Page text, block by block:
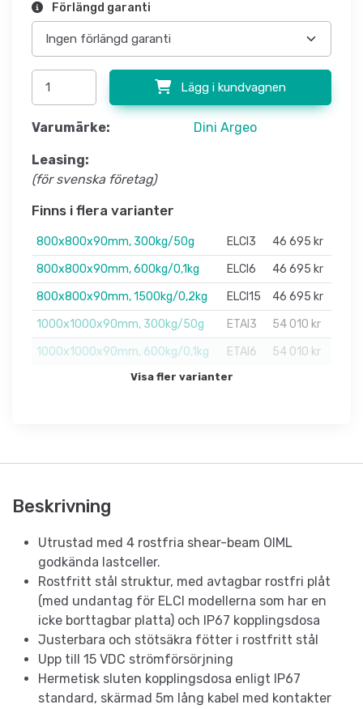
Förlängd garanti
Lägg i kundvagnen
Varumärke: Dini Argeo
Leasing:
(för svenska företag)
Finns i flera varianter
800x800x90mm, 300kg/50g ELCI3
46 695 kr
800x800x90mm, 600kg/0,1kg
ELCI6
46 695 kr
800x800x90mm, 1500kg/0,2kg
ELCI15
46 695 kr
1000x1000x90mm, 300kg/50g
ETAI3
54 010 kr
1000x1000x90mm, 600kg/0,1kg
ETAI6 54 010 kr
Visa fler varianter
Beskrivning
Utrustad med 4 rostfria shear-beam OIML
godkända lastceller.
Rostfritt stål struktur, med avtagbar rostfri plåt
(med undantag för ELCI modellerna som har en
icke borttagbar platta) och IP67 kopplingsdosa
Justerbara och stötsäkra fötter i rostfritt stål
Upp till 15 VDC strömförsörjning
Hermetisk sluten kopplingsdosa enligt IP67
standard, skärmad 5m lång kabel med kontakter